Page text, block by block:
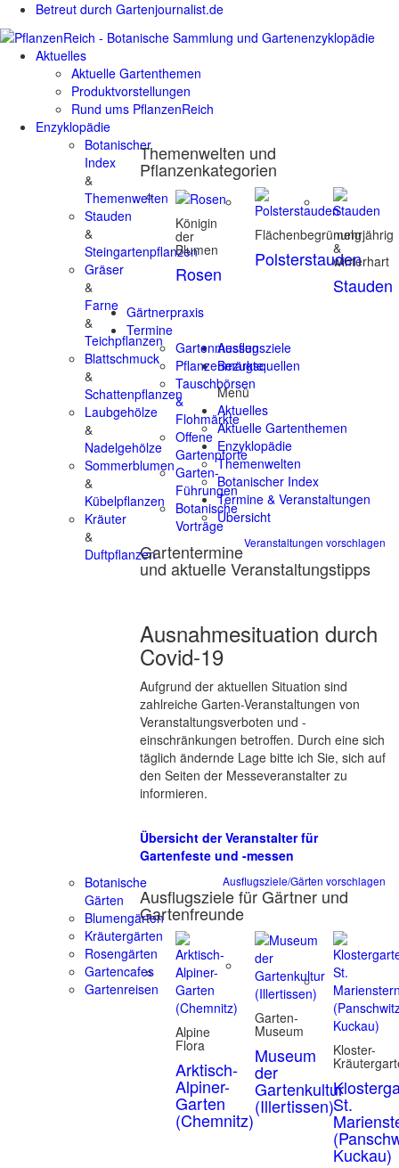
Betreut durch Gartenjournalist.de
Aktuelles
Aktuelle Gartenthemen
Produktvorstellungen
Rund ums PflanzenReich
Enzyklopädie
Botanischer
Index
&
Themenwelten
Stauden
&
Steingartenpflanzen
Gräser
&
Farne
&
Teichpflanzen
Blattschmuck
&
Schattenpflanzen
Laubgehölze
&
Nadelgehölze
Sommerblumen
&
Kübelpflanzen
Kräuter
&
Duftpflanzen
Themenwelten und
Pflanzenkategorien
Königin
der
Blumen
Rosen
Flächenbegrünung
Polsterstauden
mehrjährig
&
winterhart
Stauden
Gärtnerpraxis
Termine
Gartenmessen
Pflanzenmärkte
Tauschbörsen
&
Flohmärkte
Offene
Gartenpforte
Garten-
Führungen
Botanische
Vorträge
Veranstaltungen vorschlagen
Gartentermine
und aktuelle Veranstaltungstipps
Ausnahmesituation durch
Covid-19
Aufgrund der aktuellen Situation sind
zahlreiche Garten-Veranstaltungen von
Veranstaltungsverboten und -
einschränkungen betroffen. Durch eine sich
täglich ändernde Lage bitte ich Sie, sich auf
den Seiten der Messeveranstalter zu
informieren.
Übersicht der Veranstalter für
Gartenfeste und -messen
Ausflugsziele
Botanische
Gärten
Blumengärten
Kräutergärten
Rosengärten
Gartencafes
Gartenreisen
Ausflugsziele/Gärten vorschlagen
Ausflugsziele für Gärtner und
Gartenfreunde
Alpine
Flora
Arktisch-
Alpiner-
Garten
(Chemnitz)
Garten-
Museum
Museum
der
Gartenkultur
(Illertissen)
Kloster-
St.
Kuckau)
Bezugsquellen
Menü
Aktuelles
Aktuelle Gartenthemen
Enzyklopädie
Themenwelten
Botanischer Index
Termine & Veranstaltungen
Übersicht